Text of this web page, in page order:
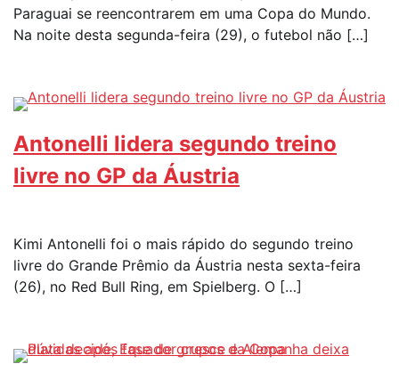
Paraguai se reencontrarem em uma Copa do Mundo.
Na noite desta segunda-feira (29), o futebol não […]
Antonelli lidera segundo treino
livre no GP da Áustria
Kimi Antonelli foi o mais rápido do segundo treino
livre do Grande Prêmio da Áustria nesta sexta-feira
(26), no Red Bull Ring, em Spielberg. O […]